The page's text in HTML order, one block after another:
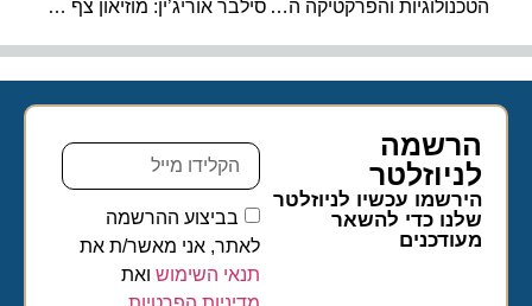
הטכנולוגיות והפרקטיקה הסביבתית הגלובלית של תעשיית השייט סילבר אוריג’ין: מוזיאון צף הכולל אוסף של 195 יצירות אומנות
הרשמה
לניוזלטר​
הירשמו עכשיו לניוזלטר
שלנו כדי להשאר
מעודכנים
בביצוע ההרשמה
לאתר, אני מאשר/ת את
תנאי השימושואת